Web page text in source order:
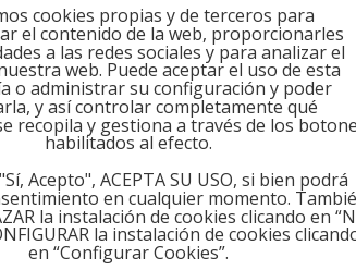
000 000
cookies propias y de terceros para
el contenido de la web, proporcionarles
a las redes sociales y para analizar el
web. Puede aceptar el uso de esta
o administrar su configuración y poder
y así controlar completamente qué
recopila y gestiona a través de los
habilitados al efecto.
Acepto", ACEPTA SU USO, si bien podrá
en cualquier momento.
la instalación de cookies clicando en
la instalación de cookies
en “Configurar Cookies”.